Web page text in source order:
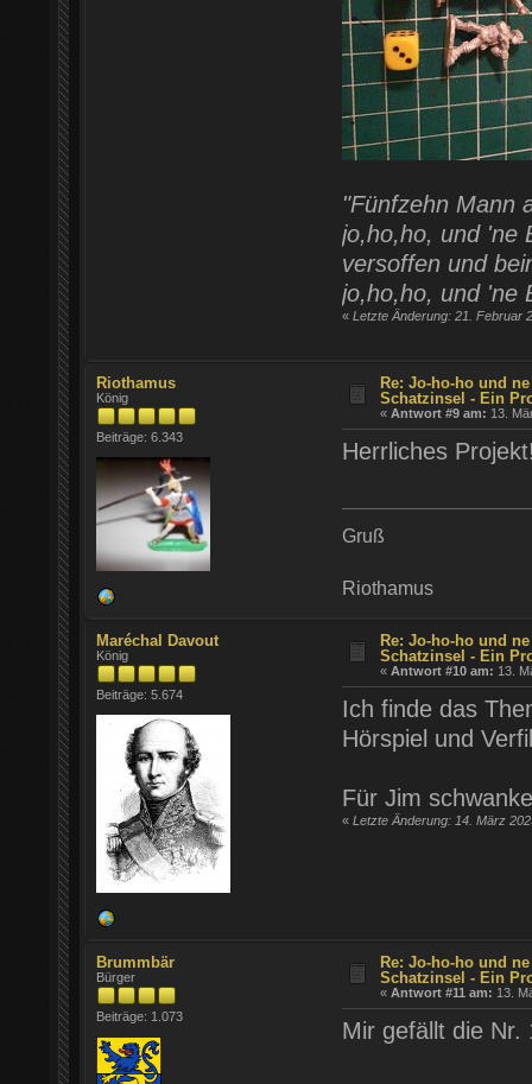
"Fünfzehn Mann
jo,ho,ho, und 'ne
versoffen und
jo,ho,ho, und 'ne
« Letzte Änderung: 21. Februar
Riothamus
König
Beiträge: 6.343
Re: Jo-ho-ho und
Schatzinsel - Ein
«Antwort #9 am: 13.
Herrliches
Gruß
Riothamus
Maréchal Davout
König
Beiträge: 5.674
Re: Jo-ho-ho und
Schatzinsel - Ein
«Antwort #10 am: 13.
Ich finde das
Hörspiel und
Für Jim
« Letzte Änderung: 14. März
Brummbär
Bürger
Beiträge: 1.073
Re: Jo-ho-ho und
Schatzinsel - Ein
«Antwort #11 am: 13.
Mir gefällt die